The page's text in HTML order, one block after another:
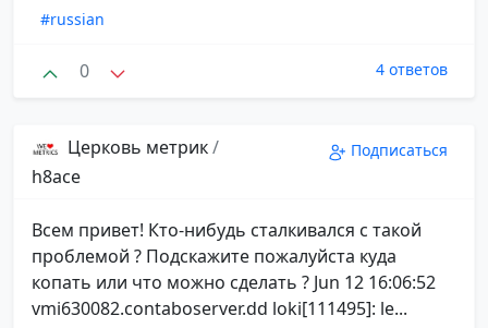
#russian
0 4 ответов
Церковь метрик/
h8ace
Подписаться
Всем привет! Кто-нибудь сталкивался с такой
проблемой ? Подскажите пожалуйста куда
копать или что можно сделать ? Jun 12 16:06:52
vmi630082.contaboserver.dd loki[111495]: le...